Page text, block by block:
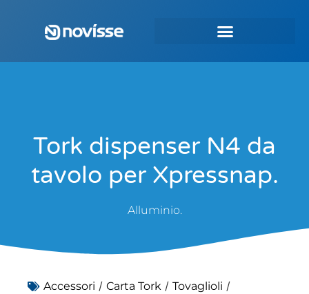
Tork dispenser N4 da
tavolo per Xpressnap.
Alluminio.
Accessori / Carta Tork / Tovaglioli /